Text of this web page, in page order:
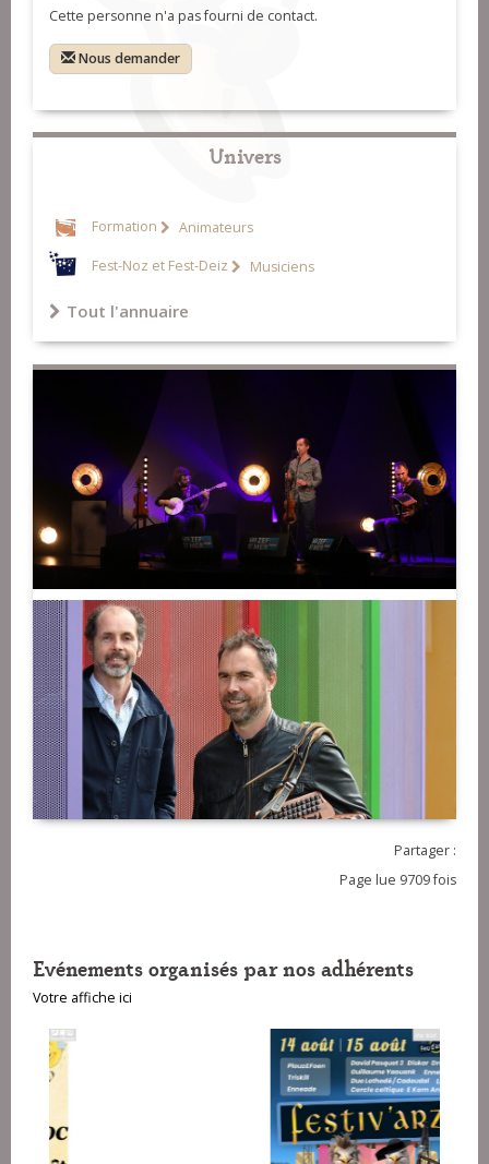
Cette personne n'a pas fourni de contact.
Nous demander
Univers
Formation Animateurs
Fest-Noz et Fest-Deiz Musiciens
Tout l'annuaire
Partager :
Page lue 9709 fois
Evénements organisés par nos adhérents
Votre affiche ici